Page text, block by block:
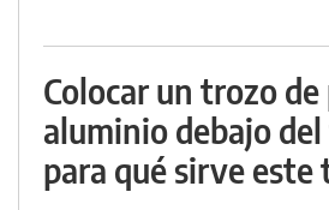
Colocar un trozo de
aluminio debajo
para qué sirve este